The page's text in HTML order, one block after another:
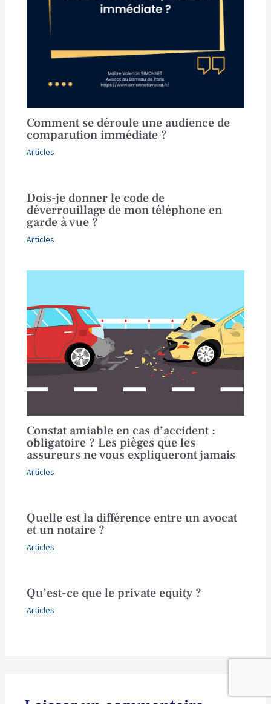
Comment se déroule une audience de
comparution immédiate ?
Articles
Dois-je donner le code de
déverrouillage de mon téléphone en
garde à vue ?
Articles
Constat amiable en cas d’accident :
obligatoire ? Les pièges que les
assureurs ne vous expliqueront jamais
Articles
Quelle est la différence entre un avocat
et un notaire ?
Articles
Qu’est-ce que le private equity ?
Articles